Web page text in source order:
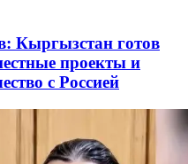
Кыргызстан готов
проекты и
с Россией